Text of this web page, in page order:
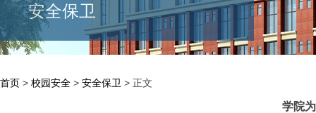
安全保卫
首页 > 校园安全 > 安全保卫 > 正文
学院